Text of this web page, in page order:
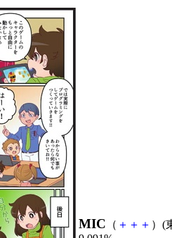
MIC （ ＋ ＋ ＋ ）(